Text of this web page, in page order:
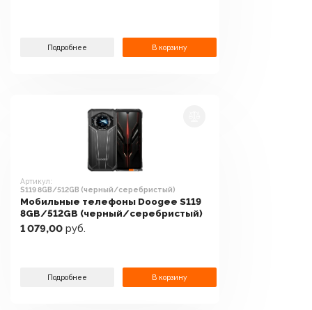
Подробнее В корзину
Артикул:
S119 8GB/512GB (черный/серебристый)
Мобильные телефоны Doogee S119
8GB/512GB (черный/серебристый)
1 079,00 руб.
Подробнее В корзину